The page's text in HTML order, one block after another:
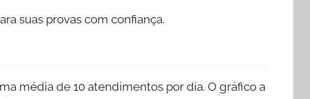
suas provas com confiança.
média de 10 atendimentos por dia. O gráfico a